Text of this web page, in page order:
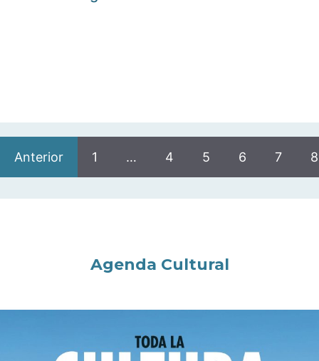
Anterior 1 … 4 5 6 7 8
Agenda Cultural